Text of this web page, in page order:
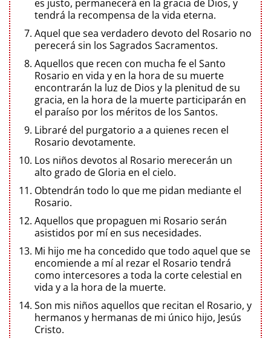
es justo, permanecerá en la gracia de Dios, y
tendrá la recompensa de la vida eterna.
Aquel que sea verdadero devoto del Rosario no
perecerá sin los Sagrados Sacramentos.
Aquellos que recen con mucha fe el Santo
Rosario en vida y en la hora de su muerte
encontrarán la luz de Dios y la plenitud de su
gracia, en la hora de la muerte participarán en
el paraíso por los méritos de los Santos.
Libraré del purgatorio a a quienes recen el
Rosario devotamente.
Los niños devotos al Rosario merecerán un
alto grado de Gloria en el cielo.
Obtendrán todo lo que me pidan mediante el
Rosario.
Aquellos que propaguen mi Rosario serán
asistidos por mí en sus necesidades.
Mi hijo me ha concedido que todo aquel que se
encomiende a mí al rezar el Rosario tendrá
como intercesores a toda la corte celestial en
vida y a la hora de la muerte.
Son mis niños aquellos que recitan el Rosario, y
hermanos y hermanas de mi único hijo, Jesús
Cristo.